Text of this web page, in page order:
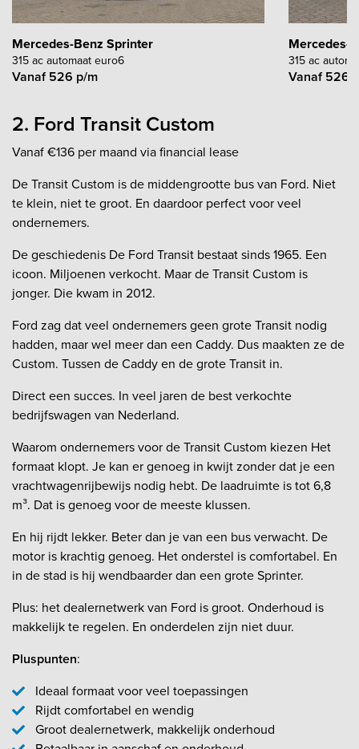
Mercedes-Benz Sprinter
315 ac automaat euro6
Vanaf 526 p/m
Mercedes-
315 ac
Vanaf 526
2. Ford Transit Custom
Vanaf €136 per maand via financial lease
De Transit Custom is de middengrootte bus van Ford. Niet
te klein, niet te groot. En daardoor perfect voor veel
ondernemers.
De geschiedenis De Ford Transit bestaat sinds 1965. Een
icoon. Miljoenen verkocht. Maar de Transit Custom is
jonger. Die kwam in 2012.
Ford zag dat veel ondernemers geen grote Transit nodig
hadden, maar wel meer dan een Caddy. Dus maakten ze de
Custom. Tussen de Caddy en de grote Transit in.
Direct een succes. In veel jaren de best verkochte
bedrijfswagen van Nederland.
Waarom ondernemers voor de Transit Custom kiezen Het
formaat klopt. Je kan er genoeg in kwijt zonder dat je een
vrachtwagenrijbewijs nodig hebt. De laadruimte is tot 6,8
m³. Dat is genoeg voor de meeste klussen.
En hij rijdt lekker. Beter dan je van een bus verwacht. De
motor is krachtig genoeg. Het onderstel is comfortabel. En
in de stad is hij wendbaarder dan een grote Sprinter.
Plus: het dealernetwerk van Ford is groot. Onderhoud is
makkelijk te regelen. En onderdelen zijn niet duur.
Pluspunten:
Ideaal formaat voor veel toepassingen
Rijdt comfortabel en wendig
Groot dealernetwerk, makkelijk onderhoud